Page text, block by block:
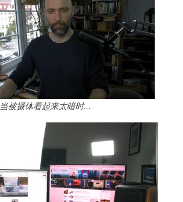
当被摄体看起来太暗时...